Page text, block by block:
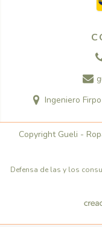
Ingeniero
Copyright Gueli -
Defensa de las y los